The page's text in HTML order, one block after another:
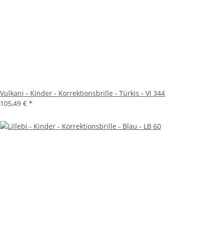
Vulkani - Kinder - Korrektionsbrille - Türkis - VI 344
105,49 € *